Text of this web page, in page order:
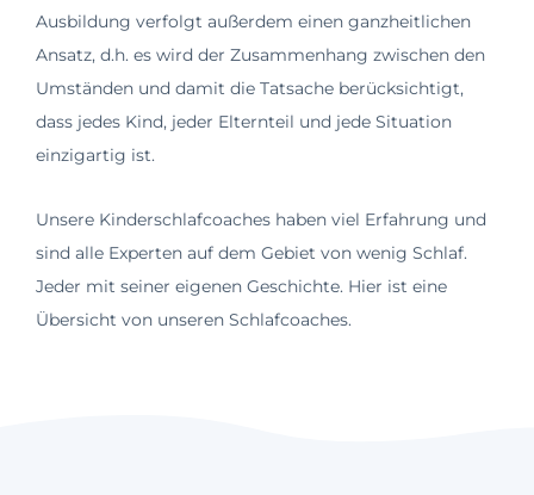
Ausbildung verfolgt außerdem einen ganzheitlichen
Ansatz, d.h. es wird der Zusammenhang zwischen den
Umständen und damit die Tatsache berücksichtigt,
dass jedes Kind, jeder Elternteil und jede Situation
einzigartig ist.
Unsere Kinderschlafcoaches haben viel Erfahrung und
sind alle Experten auf dem Gebiet von wenig Schlaf.
Jeder mit seiner eigenen Geschichte. Hier ist eine
Übersicht von unseren Schlafcoaches.